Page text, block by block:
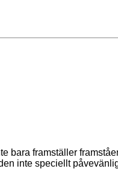
bara framställer
inte speciellt